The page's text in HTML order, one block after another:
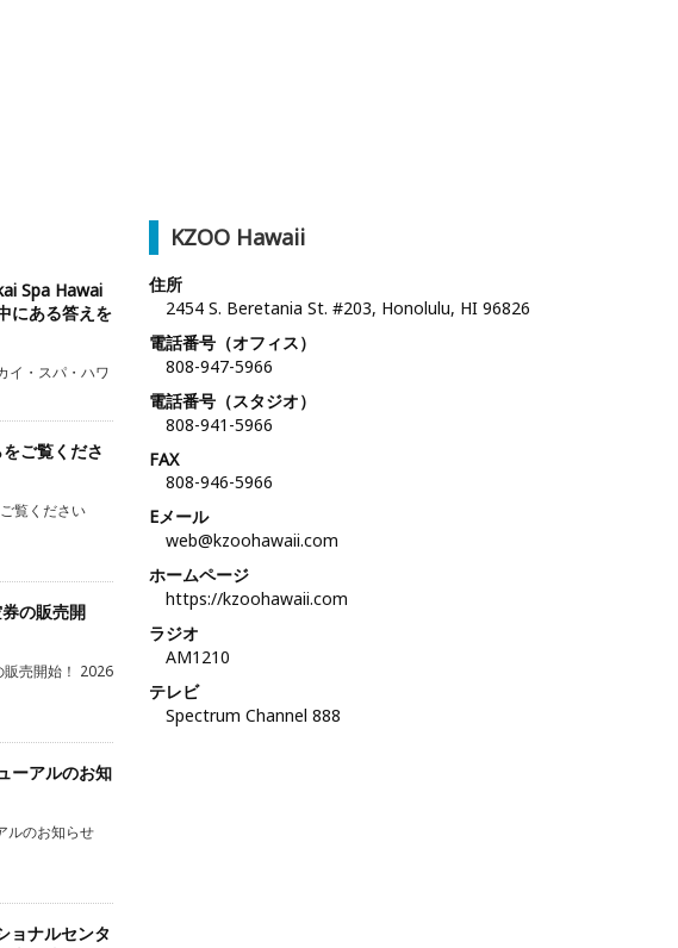
Spa Hawai
にある答えを
イ・スパ・ハワ
ご覧くださ
覧ください
の販売開
販売開始！ 2026
ーアルのお知
ルのお知らせ
ョナルセンタ
KZOO Hawaii
住所
2454 S. Beretania St. #203, Honolulu, HI 96826
電話番号（オフィス）
808-947-5966
電話番号（スタジオ）
808-941-5966
FAX
808-946-5966
Eメール
web@kzoohawaii.com
ホームページ
https://kzoohawaii.com
ラジオ
AM1210
テレビ
Spectrum Channel 888